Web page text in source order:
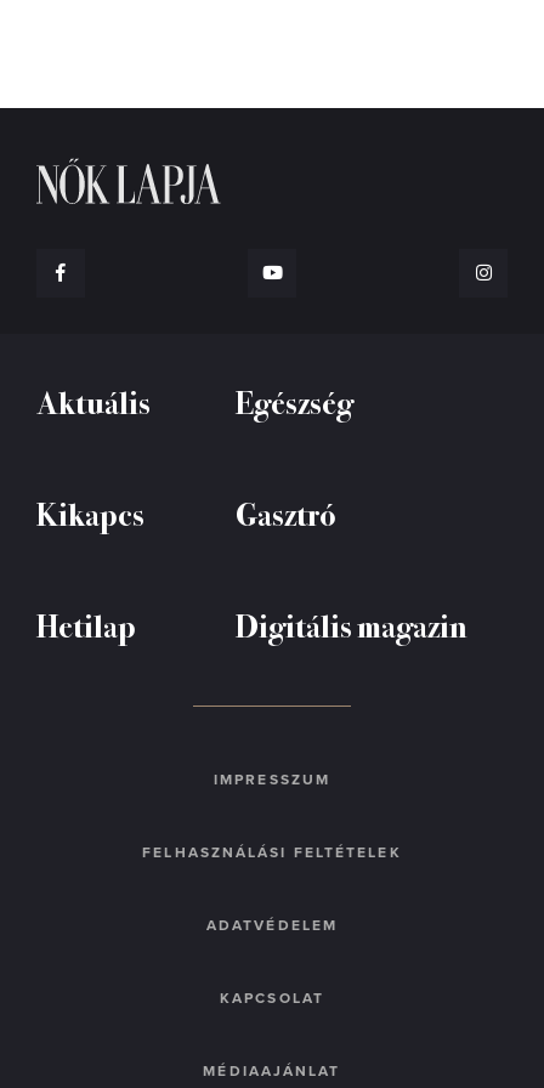
Aktuális Egészség
Kikapcs Gasztró
Hetilap Digitális magazin
IMPRESSZUM
FELHASZNÁLÁSI FELTÉTELEK
ADATVÉDELEM
KAPCSOLAT
MÉDIAAJÁNLAT